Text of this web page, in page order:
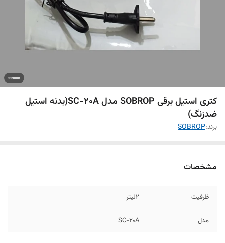
کتری استیل برقی SOBROP مدل SC-20A(بدنه استیل
ضدزنگ)
برند:SOBROP
مشخصات
ظرفیت 2لیتر
مدل SC-20A